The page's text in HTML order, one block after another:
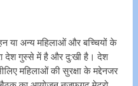
या अन्य महिलाओं और बच्चियों के
देश गुस्से में है और दु:खी है।‌ देश
महिलाओं की सुरक्षा‌ के मद्देनजर